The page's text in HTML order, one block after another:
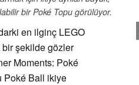
bir Poké Topu görülüyor.
en ilginç LEGO
şekilde gözler
Moments: Poké
Poké Ball ikiye